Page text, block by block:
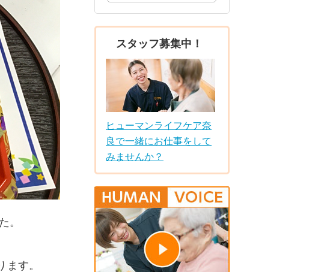
。
ます。
スタッフ募集中！
ヒューマンライフケア奈
良で一緒にお仕事をして
みませんか？